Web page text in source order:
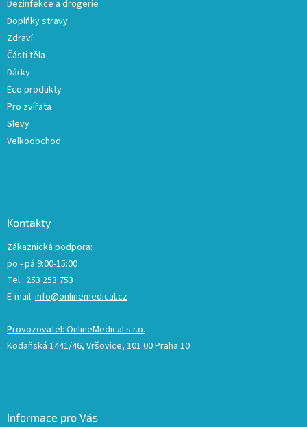
Dezinfekce a drogerie
Doplňky stravy
Zdraví
Části těla
Dárky
Eco produkty
Pro zvířata
Slevy
Velkoobchod
Kontakty
Zákaznická podpora:
po - pá 9:00-15:00
Tel.: 253 253 753
E-mail: info@onlinemedical.cz
Provozovatel: OnlineMedical s.r.o.
Kodaňská 1441/46, Vršovice, 101 00 Praha 10
Informace pro Vás